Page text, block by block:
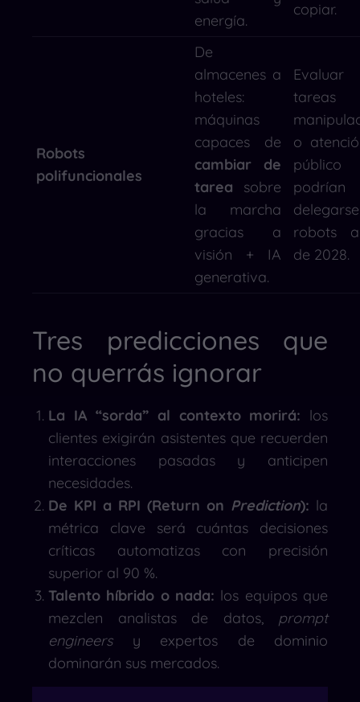
energía.
copiar.
Robots
polifuncionales
De
almacenes a
hoteles:
máquinas
capaces de
cambiar de
tarea sobre
la marcha
gracias a
visión + IA
generativa.
tareas
o
público
podrían
robots
de 2028.
Tres predicciones que
no querrás ignorar
La IA “sorda” al contexto morirá: los
clientes exigirán asistentes que recuerden
interacciones pasadas y anticipen
necesidades.
De KPI a RPI (Return on Prediction): la
métrica clave será cuántas decisiones
críticas automatizas con precisión
superior al 90 %.
Talento híbrido o nada: los equipos que
mezclen analistas de datos, prompt
engineersy expertos de dominio
dominarán sus mercados.